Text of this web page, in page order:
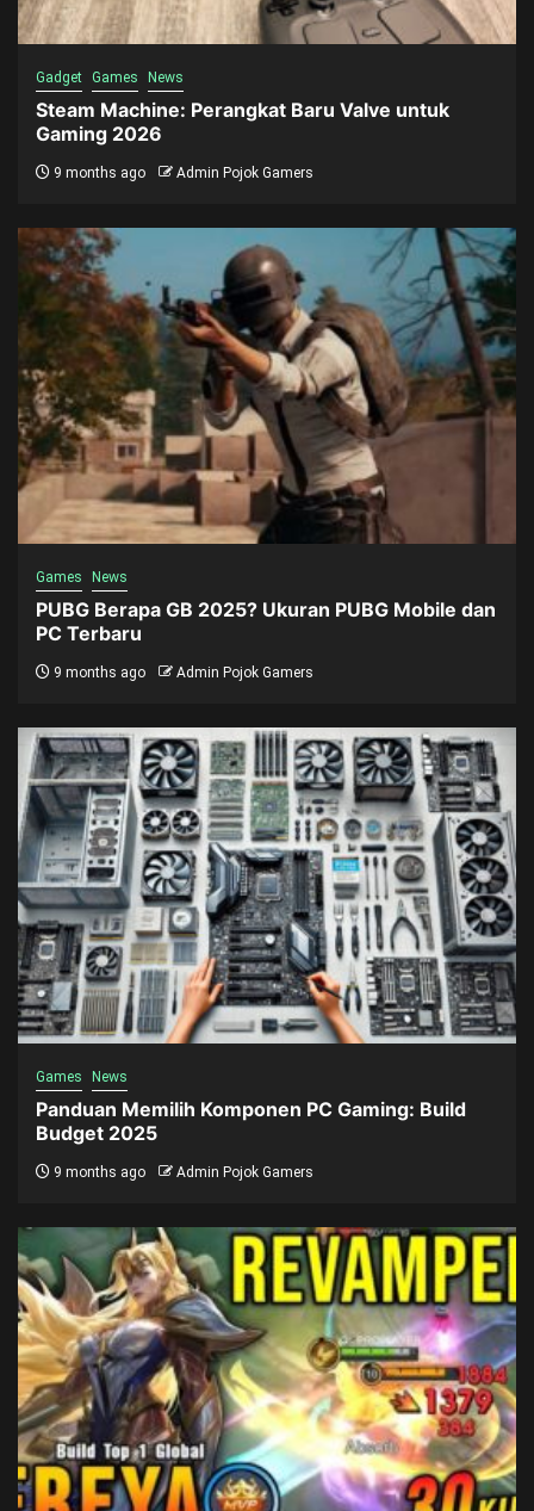
Gadget Games News
Steam Machine: Perangkat Baru Valve untuk
Gaming 2026
9 months ago Admin Pojok Gamers
Games News
PUBG Berapa GB 2025? Ukuran PUBG Mobile dan
PC Terbaru
9 months ago Admin Pojok Gamers
Games News
Panduan Memilih Komponen PC Gaming: Build
Budget 2025
9 months ago Admin Pojok Gamers